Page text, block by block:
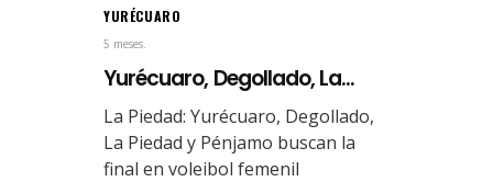
YURÉCUARO
5 meses.
Yurécuaro, Degollado, La...
La Piedad: Yurécuaro, Degollado,
La Piedad y Pénjamo buscan la
final en voleibol femenil